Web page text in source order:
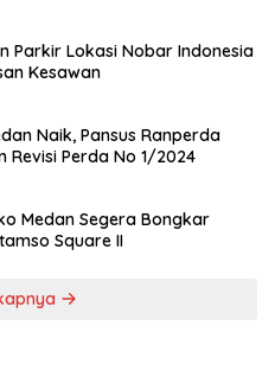
Parkir Lokasi Nobar Indonesia
Kesawan
Naik, Pansus Ranperda
Revisi Perda No 1/2024
Medan Segera Bongkar
Square II